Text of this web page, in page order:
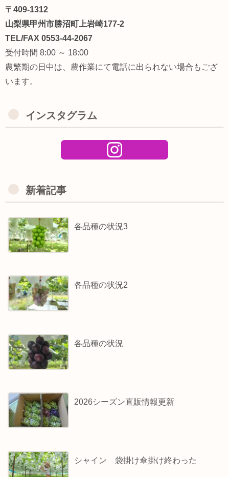
〒409-1312
山梨県甲州市勝沼町上岩崎177-2
TEL/FAX 0553-44-2067
受付時間 8:00 ～ 18:00
農繁期の日中は、農作業にて電話に出られない場合もござ
います。
インスタグラム
新着記事
各品種の状況3
各品種の状況2
各品種の状況
2026シーズン直販情報更新
シャイン 袋掛け傘掛け終わった